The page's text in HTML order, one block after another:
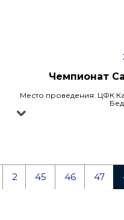
Чемпионат
Место проведения: ЦФК
2 45 46 47